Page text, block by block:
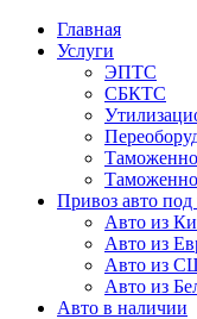
Главная
Услуги
ЭПТС
СБКТС
Привоз авто
Авто из
Авто из
Авто из
Авто из
Авто в наличии